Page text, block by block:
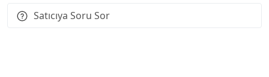
Satıcıya Soru Sor